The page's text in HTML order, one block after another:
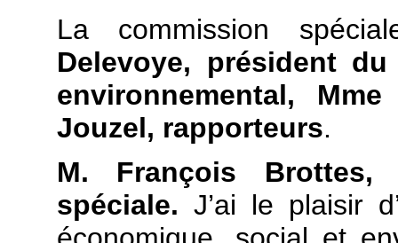
La commission
Delevoye, président
environnemental,
Jouzel, rapporteurs.
M. François
spéciale. J’ai le plaisir